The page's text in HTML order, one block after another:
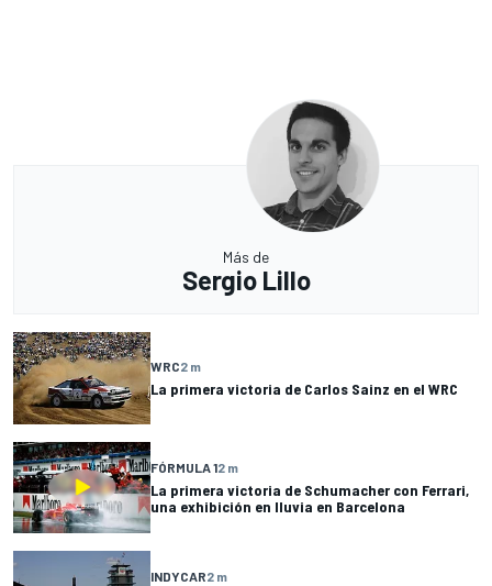
Más de
Sergio Lillo
WRC2 m
La primera victoria de Carlos Sainz en el WRC
FÓRMULA 12 m
La primera victoria de Schumacher con Ferrari,
una exhibición en lluvia en Barcelona
INDYCAR2 m